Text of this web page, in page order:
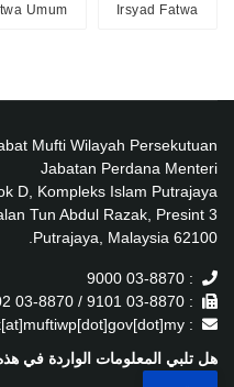
Irsyad Fatwa
Umum
Mufti Wilayah Persekutuan
Jabatan Perdana Menteri
D, Kompleks Islam Putrajaya
Tun Abdul Razak, Presint 3
62100 Putrajaya, Malaysia.
: 03-8870 9000
: 03-8870 9101 / 03-8870 9102
: ukk[at]muftiwp[dot]gov[dot]my
هل تلبي المعلومات الواردة في هذه